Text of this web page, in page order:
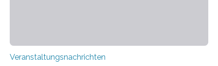
Veranstaltungsnachrichten